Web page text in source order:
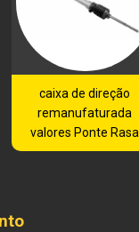
caixa de direção
remanufaturada
valores Ponte Rasa